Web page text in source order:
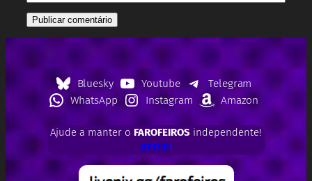
Bluesky Youtube
Telegram
WhatsApp
Instagram Amazon
Ajude a manter o FAROFEIROSindependente!
APOIE!